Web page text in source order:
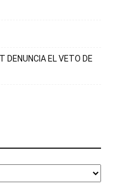
DENUNCIA EL VETO DE